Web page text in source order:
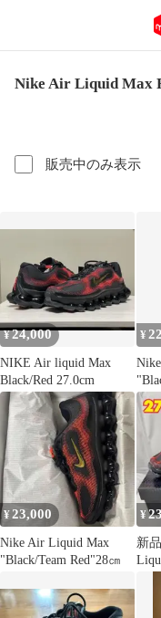
Nike Air Liquid Max
販売中のみ表示
¥24,000
NIKE Air liquid Max
Black/Red 27.0cm
¥
¥23,000
Nike Air Liquid Max
"Black/Team Red"28㎝
¥
新